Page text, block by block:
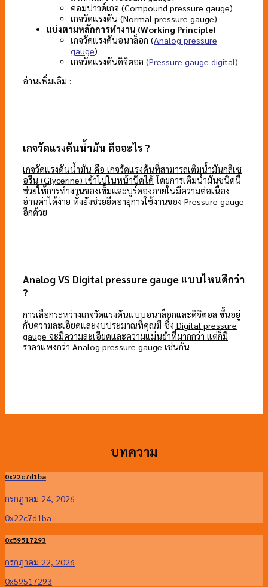
คอมปาวด์เกจ (Compound pressure gauge)
เกจวัดแรงดัน (Normal pressure gauge)
แบ่งตามหลักการทำงาน (Working Principle)
เกจวัดแรงดันอนาล็อก (Analog pressure
gauge)
เกจวัดแรงดันดิจิตอล ​(Pressure gauge digital)
อ่านเพิ่มเติม :
เกจวัดแรงดันน้ำมัน คืออะไร ?
เกจวัดแรงดันน้ำมัน คือ เกจวัดแรงดันที่สามารถเติมน้ำมันกลีเซ
อรีน (Glycerine) เข้าไปในหน้าปัดได้ โดยการเติมน้ำมันชนิดนี้
ช่วยให้การทำงานของเข็มและบูร์ดองภายในมีความต่อเนื่อง
อ่านค่าได้ง่าย ทั้งยังช่วยยืดอายุการใช้งานของ Pressure gauge
อีกด้วย
Analog VS Digital pressure gauge แบบไหนดีกว่า
?
การเลือกระหว่างเกจวัดแรงดันแบบอนาล็อกและดิจิตอล ขึ้นอยู่
กับความละเอียดและงบประมาณที่คุณมี ซึ่ง Digital pressure
gauge จะมีความละเอียดและความแม่นยำที่มากกว่า แต่ก็มี
ราคาแพงกว่า Analog pressure gauge เช่นกัน
บทความ
0x22c7d1ba
กรกฎาคม 24, 2026
0x22c7d1ba
0x59517293
กรกฎาคม 22, 2026
0x59517293